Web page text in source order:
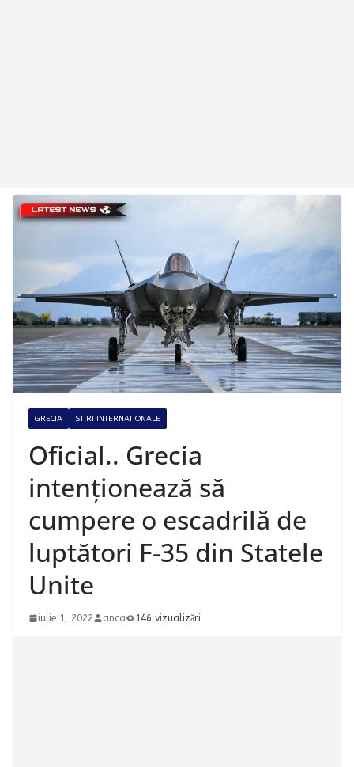
GRECIA STIRI INTERNATIONALE
Oficial.. Grecia
intenționează să
cumpere o escadrilă de
luptători F-35 din Statele
Unite
iulie 1, 2022 anca 146 vizualizări